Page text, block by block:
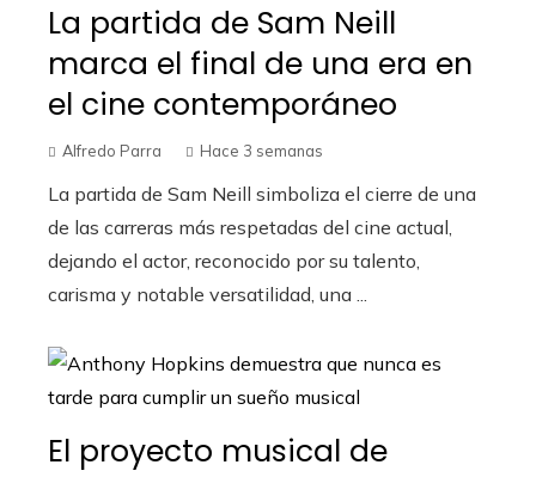
La partida de Sam Neill
marca el final de una era en
el cine contemporáneo
Alfredo Parra Hace 3 semanas
La partida de Sam Neill simboliza el cierre de una
de las carreras más respetadas del cine actual,
dejando el actor, reconocido por su talento,
carisma y notable versatilidad, una ...
El proyecto musical de